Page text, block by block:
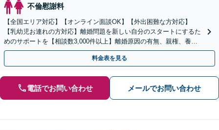
不倫慰謝料
【全国エリア対応】【オンライン面談OK】【外出困難な方対応】
【乳幼児お連れの方対応】離婚問題を新しい自分のスタートにするた
めのサポートを【相談数3,000件以上】離婚原因の有無、親権、養育
費、財産分与、慰謝料請求【夜間・休日相談可】
料金表を見る
電話でお問い合わせ メールでお問い合わせ